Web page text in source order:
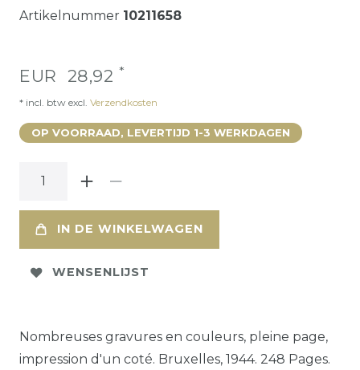
Artikelnummer 10211658
EUR 28,92 *
* incl. btw excl. Verzendkosten
OP VOORRAAD, LEVERTIJD 1-3 WERKDAGEN
IN DE WINKELWAGEN
WENSENLIJST
Nombreuses gravures en couleurs, pleine page,
impression d'un coté. Bruxelles, 1944. 248 Pages.